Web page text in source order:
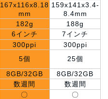
167x116x8.18
mm
159x141x3.4-
8.4mm
182g
188g
6インチ
7インチ
300ppi
300ppi
5個
25個
8GB/32GB
8GB/32GB
数週間
数週間
〇
〇